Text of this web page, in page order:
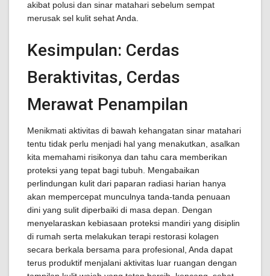
akibat polusi dan sinar matahari sebelum sempat
merusak sel kulit sehat Anda.
Kesimpulan: Cerdas
Beraktivitas, Cerdas
Merawat Penampilan
Menikmati aktivitas di bawah kehangatan sinar matahari
tentu tidak perlu menjadi hal yang menakutkan, asalkan
kita memahami risikonya dan tahu cara memberikan
proteksi yang tepat bagi tubuh. Mengabaikan
perlindungan kulit dari paparan radiasi harian hanya
akan mempercepat munculnya tanda-tanda penuaan
dini yang sulit diperbaiki di masa depan. Dengan
menyelaraskan kebiasaan proteksi mandiri yang disiplin
di rumah serta melakukan terapi restorasi kolagen
secara berkala bersama para profesional, Anda dapat
terus produktif menjalani aktivitas luar ruangan dengan